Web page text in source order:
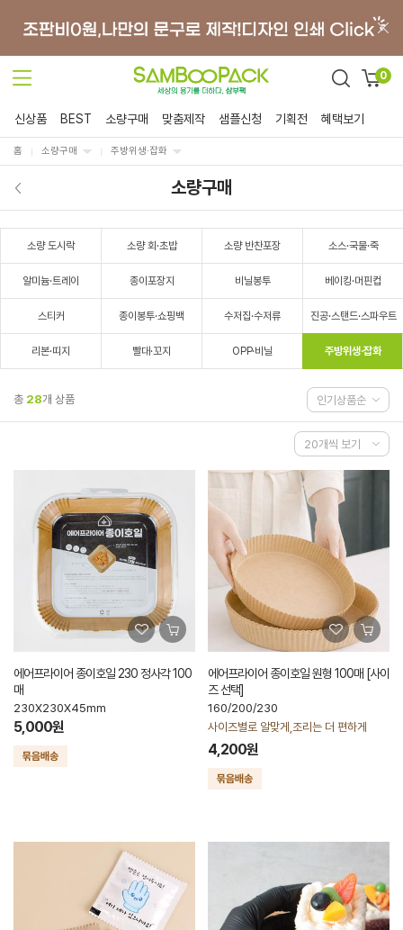
0
신상품 BEST 소량구매 맞춤제작 샘플신청 기획전 혜택보기
홈 소량구매 주방위생·잡화
소량구매
소량 도시락 소량 회·초밥 소량 반찬포장 소스·국물·죽
알미늄·트레이 종이포장지 비닐봉투 베이킹·머핀컵
스티커 종이봉투·쇼핑백 수저집·수저류 진공·스탠드·스파우트
리본·띠지 빨대·꼬지 OPP·비닐 주방위생·잡화
총 28개 상품
에어프라이어 종이호일 230 정사각 100
매
230X230X45mm
5,000원
에어프라이어 종이호일 원형 100매 [사이
즈 선택]
160/200/230
사이즈별로 알맞게,조리는 더 편하게
4,200원